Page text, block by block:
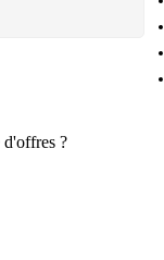
d'offres ?